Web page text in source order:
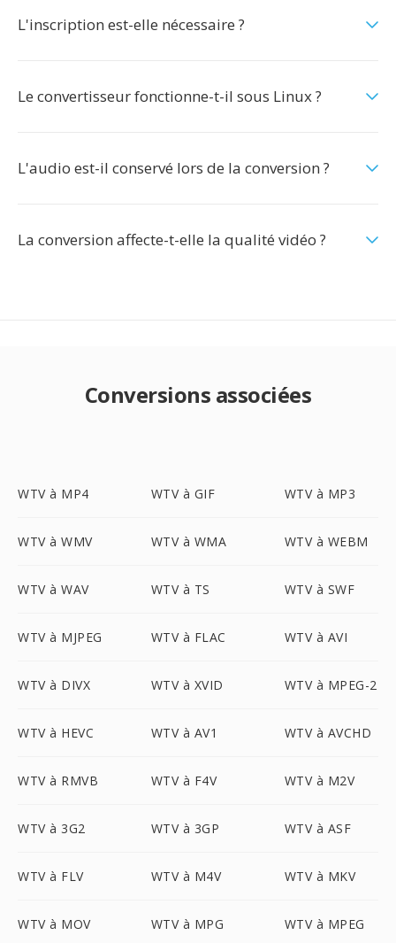
L'inscription est-elle nécessaire ?
Le convertisseur fonctionne-t-il sous Linux ?
L'audio est-il conservé lors de la conversion ?
La conversion affecte-t-elle la qualité vidéo ?
Conversions associées
WTV à MP4 WTV à GIF WTV à MP3
WTV à WMV WTV à WMA WTV à WEBM
WTV à WAV WTV à TS WTV à SWF
WTV à MJPEG WTV à FLAC WTV à AVI
WTV à DIVX WTV à XVID WTV à MPEG-2
WTV à HEVC WTV à AV1 WTV à AVCHD
WTV à RMVB WTV à F4V WTV à M2V
WTV à 3G2 WTV à 3GP WTV à ASF
WTV à FLV WTV à M4V WTV à MKV
WTV à MOV WTV à MPG WTV à MPEG